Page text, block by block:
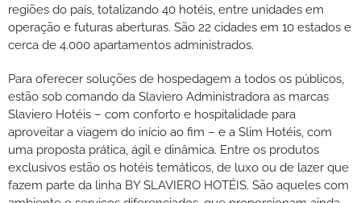
regiões do país, totalizando 40 hotéis, entre unidades em
operação e futuras aberturas. São 22 cidades em 10 estados e
cerca de 4.000 apartamentos administrados.
Para oferecer soluções de hospedagem a todos os públicos,
estão sob comando da Slaviero Administradora as marcas
Slaviero Hotéis – com conforto e hospitalidade para
aproveitar a viagem do início ao fim – e a Slim Hotéis, com
uma proposta prática, ágil e dinâmica. Entre os produtos
exclusivos estão os hotéis temáticos, de luxo ou de lazer que
fazem parte da linha BY SLAVIERO HOTÉIS. São aqueles com